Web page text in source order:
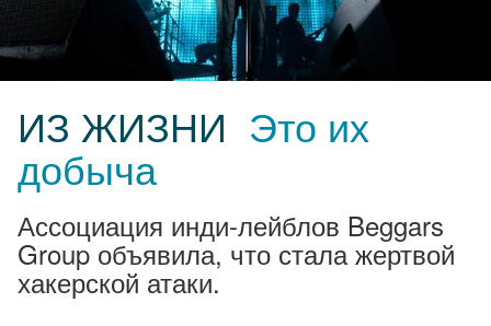
ИЗ ЖИЗНИ Это их
добыча
Ассоциация инди-лейблов Beggars
Group объявила, что стала жертвой
хакерской атаки.